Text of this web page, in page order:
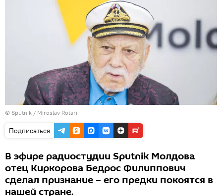
© Sputnik / Miroslav Rotari
Подписаться
В эфире радиостудии Sputnik Молдова
отец Киркорова Бедрос Филиппович
сделал признание – его предки покоятся в
нашей стране.